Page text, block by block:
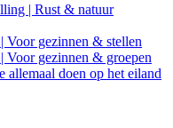
| Rust & natuur
Voor gezinnen & stellen
Voor gezinnen & groepen
doen op het eiland